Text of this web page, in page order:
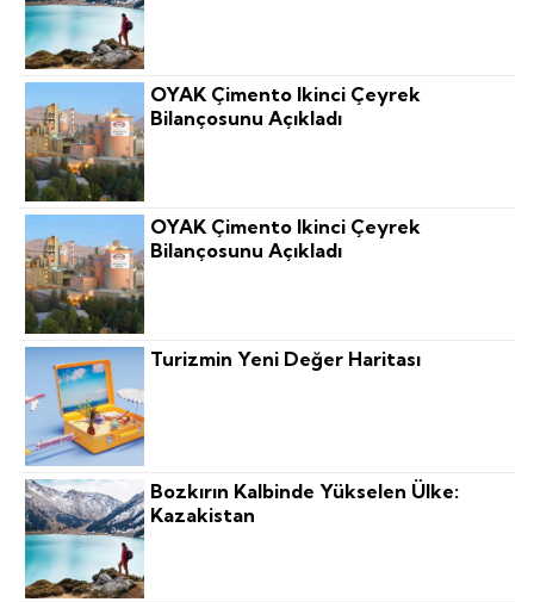
OYAK Çimento Ikinci Çeyrek
Bilançosunu Açıkladı
OYAK Çimento Ikinci Çeyrek
Bilançosunu Açıkladı
Turizmin Yeni Değer Haritası
Bozkırın Kalbinde Yükselen Ülke:
Kazakistan